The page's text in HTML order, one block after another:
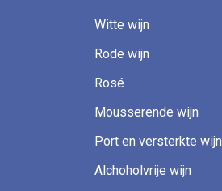
Witte wijn
Rode wijn
Rosé
Mousserende wijn
Port en versterkte wijn
Alchoholvrije wijn